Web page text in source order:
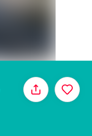
Delen